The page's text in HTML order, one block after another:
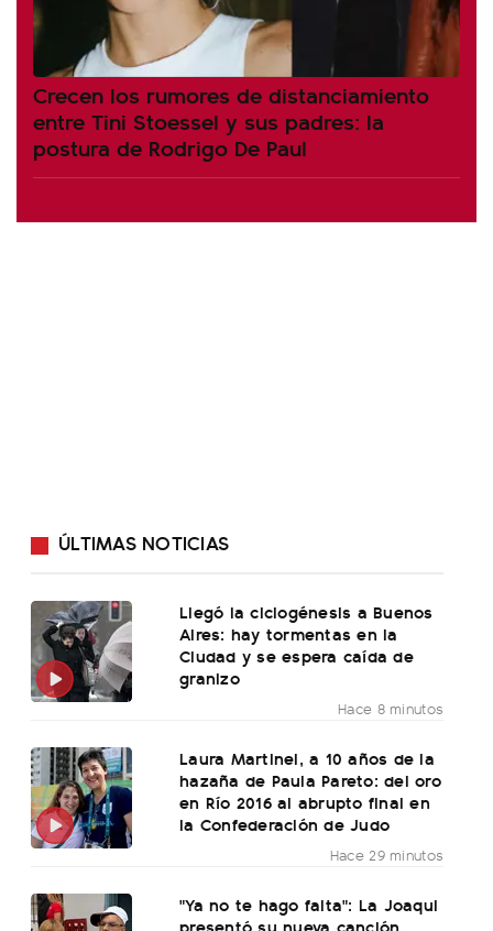
Crecen los rumores de distanciamiento
entre Tini Stoessel y sus padres: la
postura de Rodrigo De Paul
ÚLTIMAS NOTICIAS
Llegó la ciclogénesis a Buenos
Aires: hay tormentas en la
Ciudad y se espera caída de
granizo
Hace 8 minutos
Laura Martinel, a 10 años de la
hazaña de Paula Pareto: del oro
en Río 2016 al abrupto final en
la Confederación de Judo
Hace 29 minutos
"Ya no te hago falta": La Joaqui